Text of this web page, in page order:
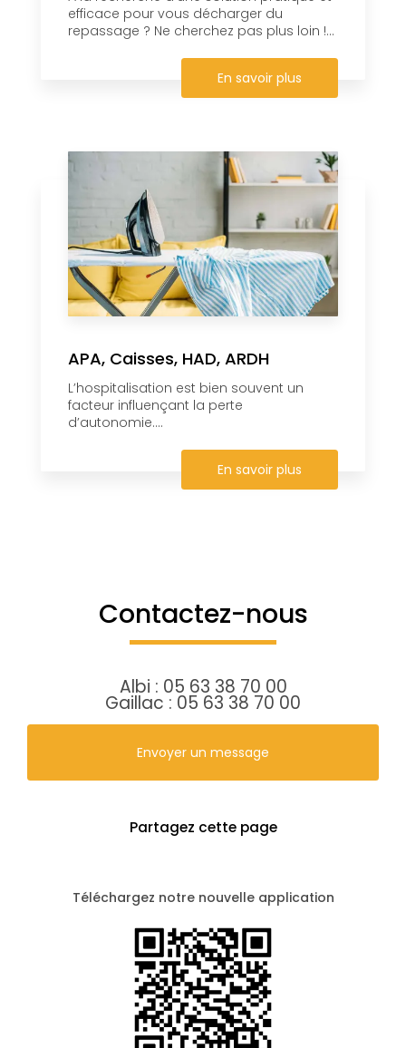
efficace pour vous décharger du
repassage ? Ne cherchez pas plus loin !...
En savoir plus
APA, Caisses, HAD, ARDH
L’hospitalisation est bien souvent un
facteur influençant la perte
d’autonomie....
En savoir plus
Contactez-nous
Albi : 05 63 38 70 00
Gaillac : 05 63 38 70 00
Envoyer un message
Partagez cette page
Téléchargez notre nouvelle application